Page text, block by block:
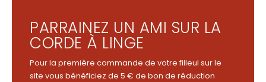
PARRAINEZ UN AMI SUR LA
CORDE À LINGE
Pour la première commande de votre filleul sur le
site vous bénéficiez de 5 € de bon de réduction